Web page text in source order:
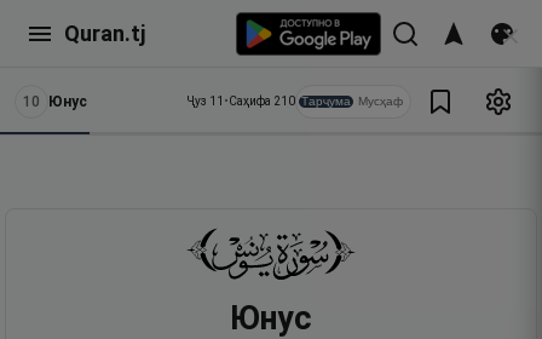
Quran.tj
10 Юнус Ҷуз 11 •Саҳифа 210 Тарҷума Мусҳаф
Юнус